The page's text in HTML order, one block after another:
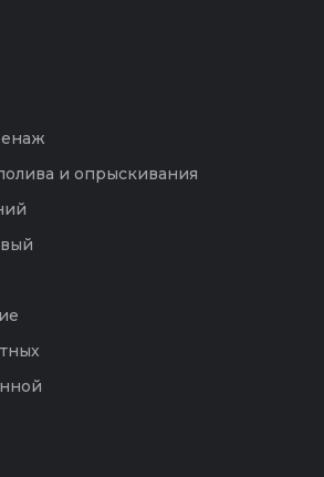
и опрыскивания